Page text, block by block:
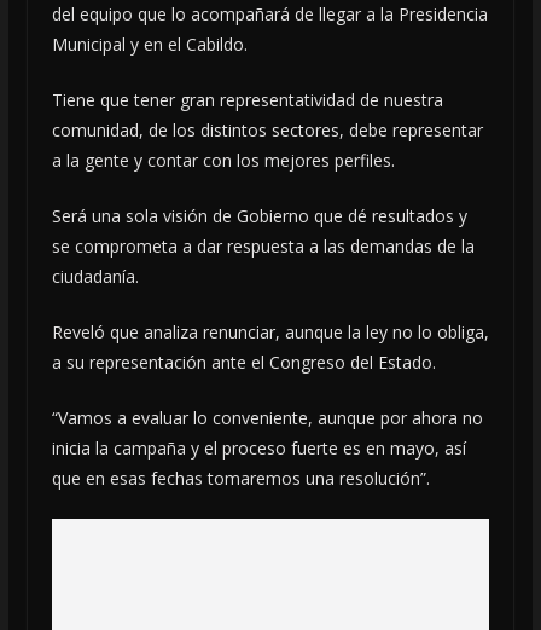
del equipo que lo acompañará de llegar a la Presidencia
Municipal y en el Cabildo.
Tiene que tener gran representatividad de nuestra
comunidad, de los distintos sectores, debe representar
a la gente y contar con los mejores perfiles.
Será una sola visión de Gobierno que dé resultados y
se comprometa a dar respuesta a las demandas de la
ciudadanía.
Reveló que analiza renunciar, aunque la ley no lo obliga,
a su representación ante el Congreso del Estado.
“Vamos a evaluar lo conveniente, aunque por ahora no
inicia la campaña y el proceso fuerte es en mayo, así
que en esas fechas tomaremos una resolución”.